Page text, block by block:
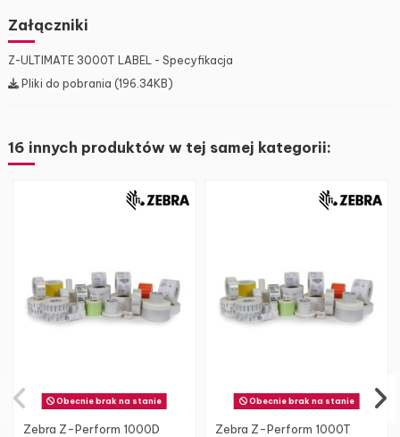
Załączniki
Z-ULTIMATE 3000T LABEL - Specyfikacja
Pliki do pobrania (196.34KB)
16 innych produktów w tej samej kategorii:
Obecnie brak na stanie
Zebra Z-Perform 1000D
Obecnie brak na stanie
Zebra Z-Perform 1000T